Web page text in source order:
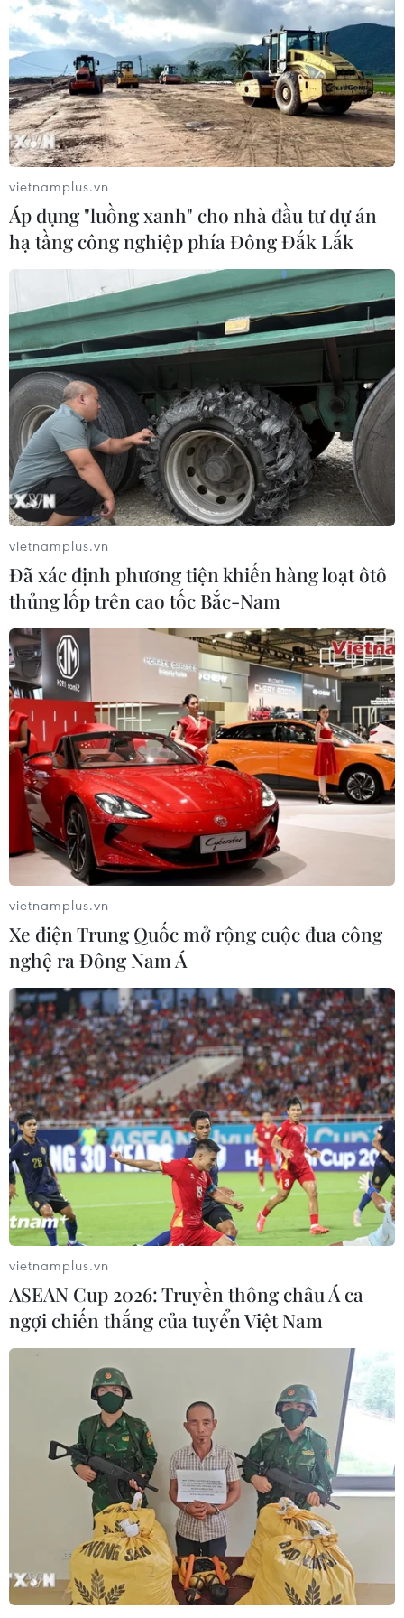
TIN CÙNG CHUYÊN MỤC
Cơ cấu lại vốn nhà nước tại doanh
nghiệp gắn với mục tiêu tăng trưởng
hai con số
vietnamplus.vn
Áp dụng "luồng xanh" cho nhà đầu tư dự án
hạ tầng công nghiệp phía Đông Đắk Lắk
vietnamplus.vn
Đã xác định phương tiện khiến hàng loạt ôtô
thủng lốp trên cao tốc Bắc-Nam
vietnamplus.vn
Xe điện Trung Quốc mở rộng cuộc đua công
nghệ ra Đông Nam Á
vietnamplus.vn
ASEAN Cup 2026: Truyền thông châu Á ca
ngợi chiến thắng của tuyển Việt Nam